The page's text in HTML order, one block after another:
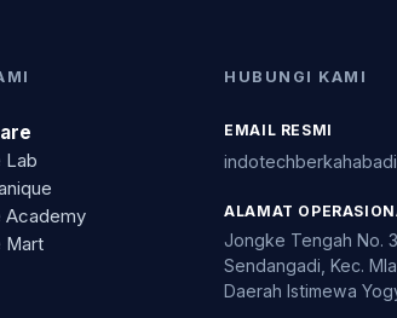
Lab
Academy
Mart
HUBUNGI KAMI
EMAIL RESMI
ALAMAT
Jongke Tengah No.
Sendangadi, Kec.
Daerah Istimewa